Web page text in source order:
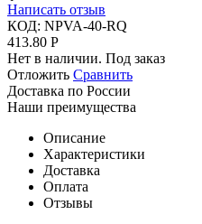
Написать отзыв
КОД: NPVA-40-RQ
413.80 Р
Нет в наличии. Под заказ
Отложить Сравнить
Доставка по России
Наши преимущества
Описание
Характеристики
Доставка
Оплата
Отзывы